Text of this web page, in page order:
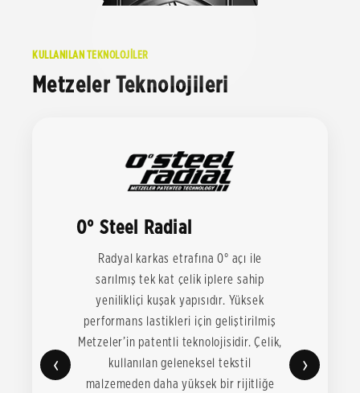
KULLANILAN TEKNOLOJİLER
Metzeler Teknolojileri
‹
0° Steel Radial
Radyal karkas etrafına 0° açı ile
sarılmış tek kat çelik iplere sahip
yenilikliçi kuşak yapısıdır. Yüksek
performans lastikleri için geliştirilmiş
Metzeler’in patentli teknolojisidir. Çelik,
kullanılan geleneksel tekstil
malzemeden daha yüksek bir rijitliğe
›